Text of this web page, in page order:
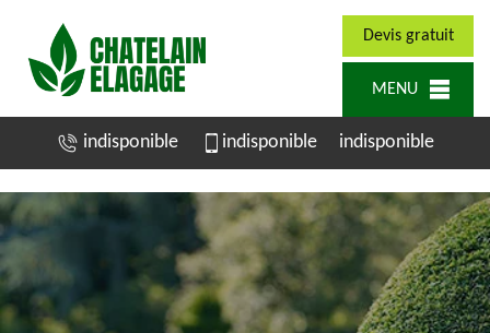
Devis gratuit
MENU
indisponible indisponible indisponible